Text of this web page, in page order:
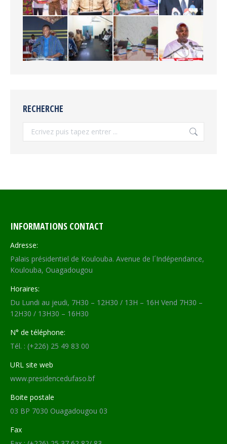
RECHERCHE
INFORMATIONS CONTACT
Adresse:
Palais présidentiel de Koulouba. Avenue de l´Indépendance,
Koulouba, Ouagadougou
Horaires:
Du Lundi au jeudi, 7H30 – 12H30 / 13H – 16H Vend 7H30 –
12H30 / 13H30 – 16H30
N° de téléphone:
Tél. : (+226) 25 49 83 00
URL site web
www.presidencedufaso.bf
Boite postale
03 BP 7030 Ouagadougou 03
Fax